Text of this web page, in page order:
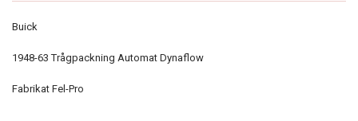
Buick
1948-63 Trågpackning Automat Dynaflow
Fabrikat Fel-Pro